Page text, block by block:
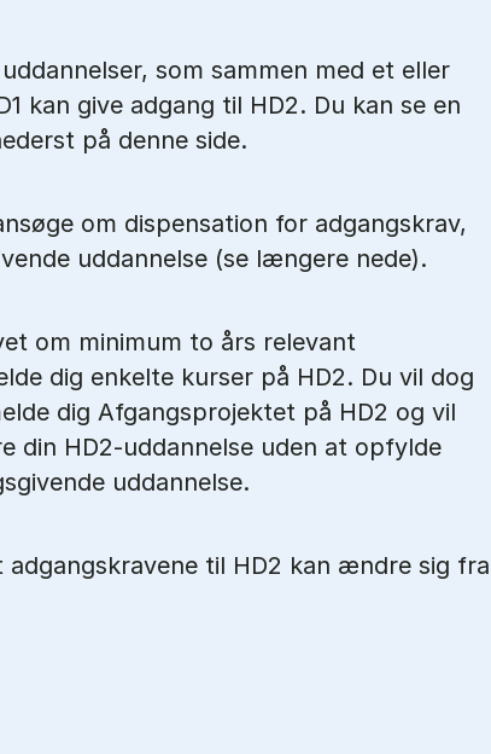
som sammen med et eller
kan give adgang til HD2. Du kan se en
på denne side.
om dispensation for adgangskrav,
uddannelse (se længere nede).
om minimum to års relevant
dig enkelte kurser på HD2. Du vil dog
dig Afgangsprojektet på HD2 og vil
din HD2‑uddannelse uden at opfylde
uddannelse.
til HD2 kan ændre sig fra